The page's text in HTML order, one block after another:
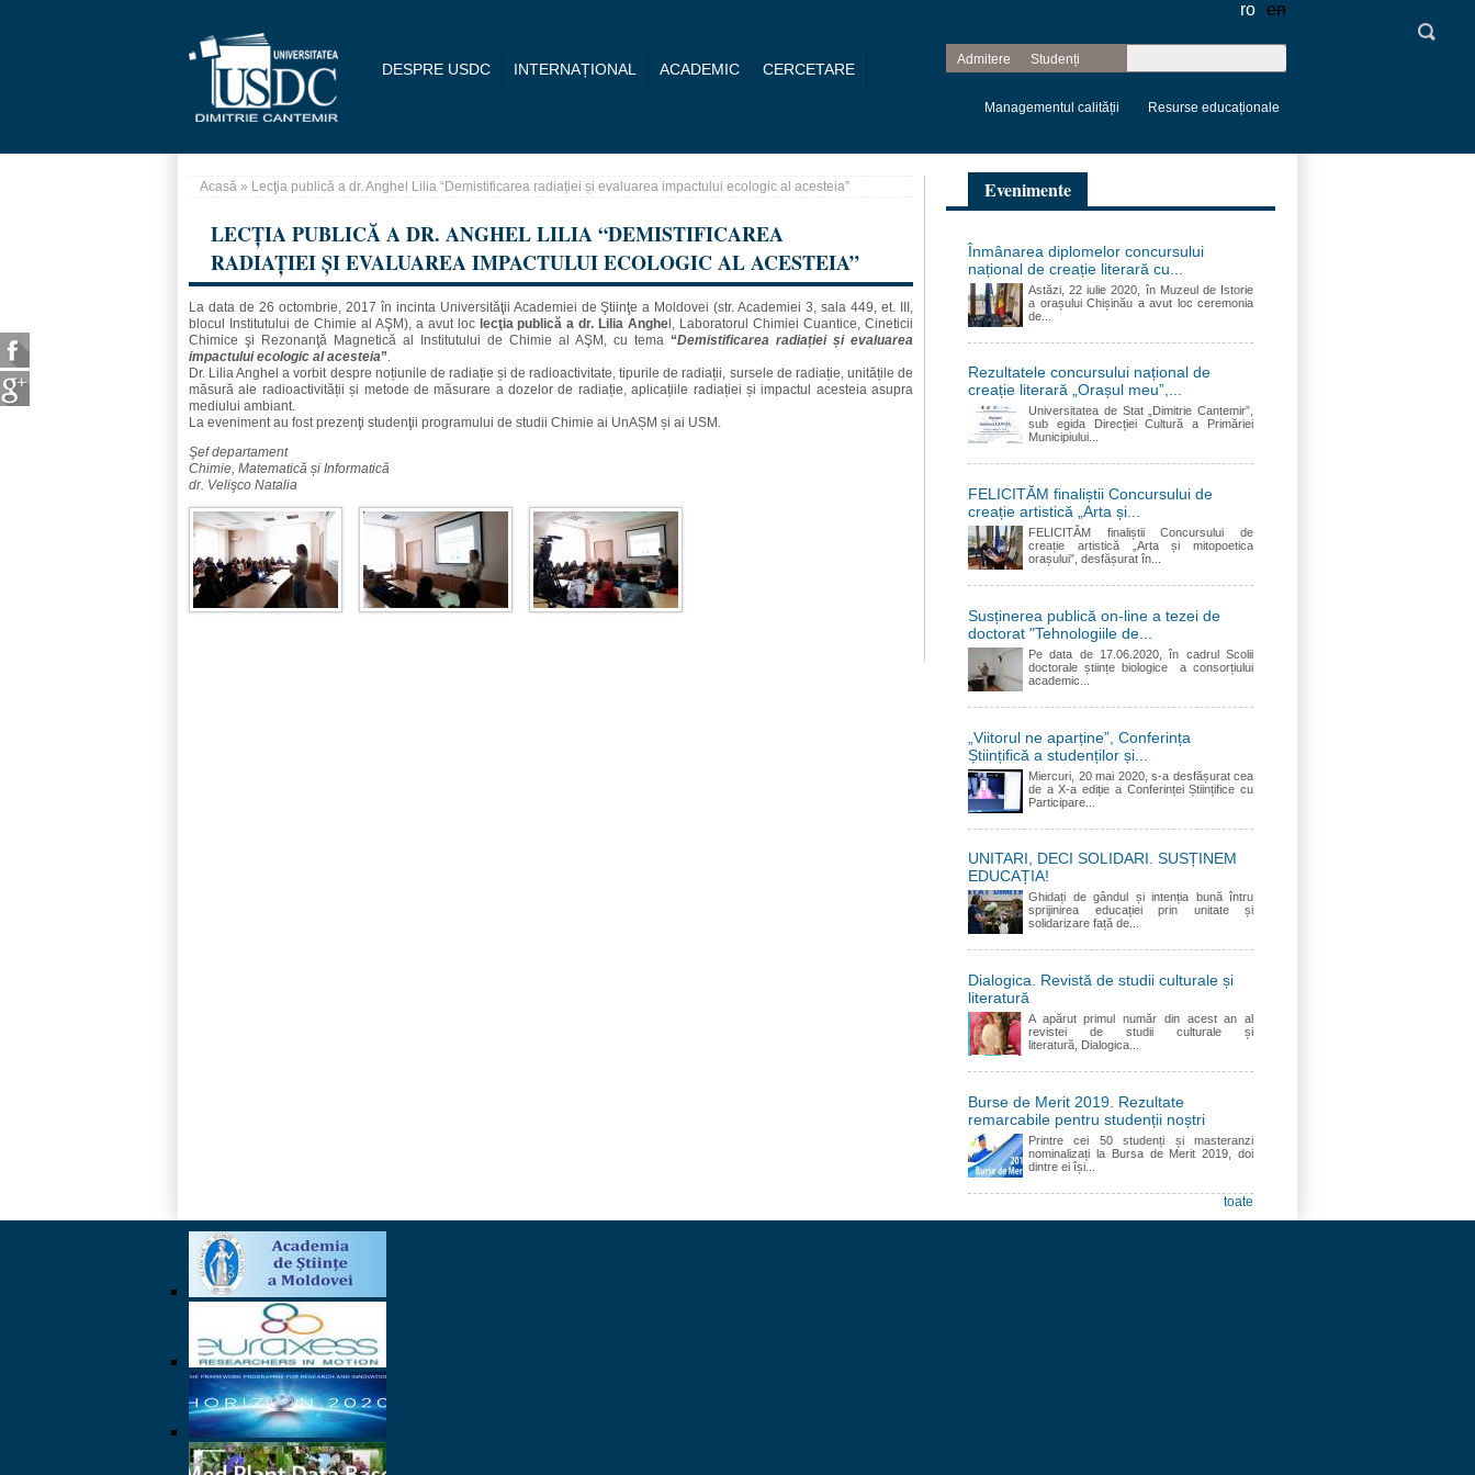
DESPRE USDC INTERNAȚIONAL ACADEMIC CERCETARE
ro en
Admitere Studenți
Formular de
căutare
Managementul calității Resurse educaționale
Acasă » Lecţia publică a dr. Anghel Lilia “Demistificarea radiației și evaluarea impactului ecologic al acesteia”
LECŢIA PUBLICĂ A DR. ANGHEL LILIA “DEMISTIFICAREA
RADIAȚIEI ȘI EVALUAREA IMPACTULUI ECOLOGIC AL ACESTEIA”
La data de 26 octombrie, 2017 în incinta Universităţii Academiei de Ştiinţe a Moldovei (str. Academiei 3, sala 449, et. III,
blocul Institutului de Chimie al AŞM), a avut loc lecţia publică a dr. Lilia Anghe l, Laboratorul Chimiei Cuantice, Cineticii
Chimice şi Rezonanţă Magnetică al Institutului de Chimie al AŞM, cu tema “Demistificarea radiației și evaluarea
impactului ecologic al acesteia”.
Dr. Lilia Anghel a vorbit despre noțiunile de radiație și de radioactivitate, tipurile de radiații, sursele de radiație, unitățile de
măsură ale radioactivității și metode de măsurare a dozelor de radiație, aplicațiile radiației și impactul acesteia asupra
mediului ambiant.
La eveniment au fost prezenţi studenţii programului de studii Chimie ai UnAȘM și ai USM.
Şef departament
Chimie, Matematică și Informatică
dr. Velişco Natalia
Evenimente
Înmânarea diplomelor concursului
național de creație literară cu...
Astăzi, 22 iulie 2020, în Muzeul de Istorie
a orașului Chișinău a avut loc ceremonia
de...
Rezultatele concursului național de
creație literară „Orașul meu”,...
Universitatea de Stat „Dimitrie Cantemir”,
sub egida Direcției Cultură a Primăriei
Municipiului...
FELICITĂM finaliștii Concursului de
creație artistică „Arta și...
FELICITĂM finaliștii Concursului de
creație artistică „Arta și mitopoetica
orașului”, desfășurat în...
Susținerea publică on-line a tezei de
doctorat "Tehnologiile de...
Pe data de 17.06.2020, în cadrul Scolii
doctorale științe biologice a consorțiului
academic...
„Viitorul ne aparține”, Conferința
Științifică a studenților și...
Miercuri, 20 mai 2020, s-a desfășurat cea
de a X-a ediție a Conferinței Științifice cu
Participare...
UNITARI, DECI SOLIDARI. SUSȚINEM
EDUCAȚIA!
Ghidați de gândul și intenția bună întru
sprijinirea educației prin unitate și
solidarizare față de...
Dialogica. Revistă de studii culturale și
literatură
A apărut primul număr din acest an al
revistei de studii culturale și
literatură, Dialogica...
Burse de Merit 2019. Rezultate
remarcabile pentru studenții noștri
Printre cei 50 studenți și masteranzi
nominalizați la Bursa de Merit 2019, doi
dintre ei își...
toate